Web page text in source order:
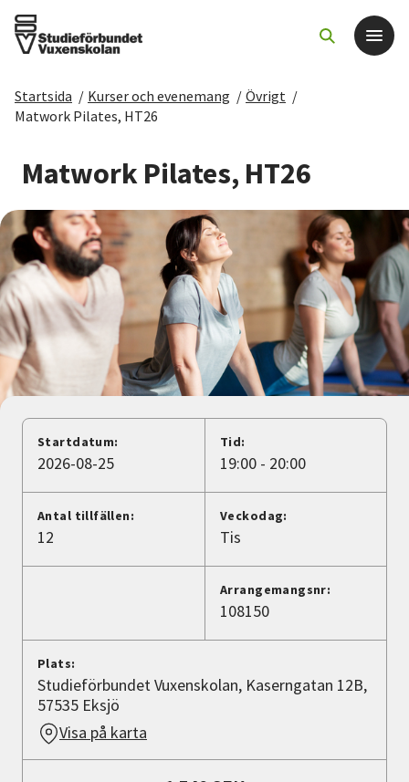
Det här gör vi
För dig som
Sök kurser och evenemang
Om SV
Starta studiecirkel
Cirkelledare
Nyheter
Avdelningar
Lyssna
Startsida / Kurser och evenemang / Övrigt /
Matwork Pilates, HT26
Matwork Pilates, HT26
Startdatum:
2026-08-25
Tid:
19:00 - 20:00
Antal tillfällen:
12
Veckodag:
Tis
Arrangemangsnr:
108150
Plats:
Studieförbundet Vuxenskolan, Kaserngatan 12B,
57535 Eksjö
Visa på karta